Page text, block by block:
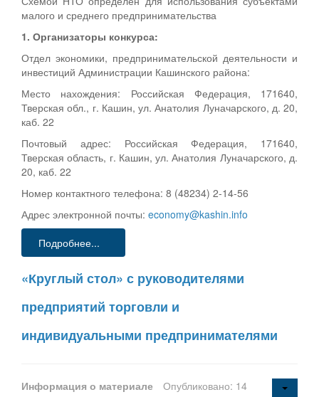
малого и среднего предпринимательства
1. Организаторы конкурса:
Отдел экономики, предпринимательской деятельности и
инвестиций Администрации Кашинского района:
Место нахождения: Российская Федерация, 171640,
Тверская обл., г. Кашин, ул. Анатолия Луначарского, д. 20,
каб. 22
Почтовый адрес: Российская Федерация, 171640,
Тверская область, г. Кашин, ул. Анатолия Луначарского, д.
20, каб. 22
Номер контактного телефона: 8 (48234) 2-14-56
Адрес электронной почты: economy@kashin.info
Подробнее...
«Круглый стол» с руководителями
предприятий торговли и
индивидуальными предпринимателями
Информация о материале
Опубликовано: 14